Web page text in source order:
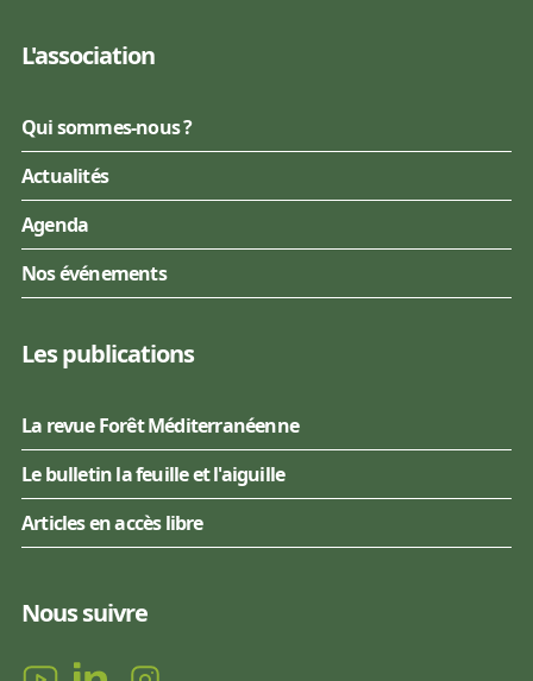
L'association
Qui sommes-nous ?
Actualités
Agenda
Nos événements
Les publications
La revue Forêt Méditerranéenne
Le bulletin la feuille et l'aiguille
Articles en accès libre
Nous suivre